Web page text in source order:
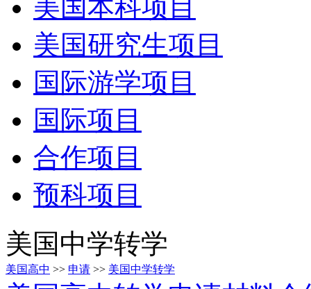
美国本科项目
美国研究生项目
国际游学项目
国际项目
合作项目
预科项目
美国中学转学
美国高中 >> 申请 >> 美国中学转学